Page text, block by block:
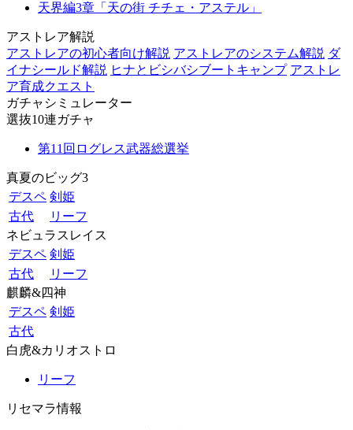
天界編3章「天の街 チチェ・アステル」
アストレア解説
アストレアの初心者向け解説 アストレアのシステム解説 ダ
イナシールド解説 ヒナとビシバシブートキャンプ アストレ
ア育成クエスト
ガチャシミュレーター
選抜10連ガチャ
第11回ログレス武器総選挙
真夏のビッグ3
デスペ 剣姫
古代
リーフ
ネビュラスレイス
デスペ 剣姫
古代
リーフ
麒麟&四神
デスペ 剣姫
古代
白虎&カリオストロ
リーフ
リセマラ情報